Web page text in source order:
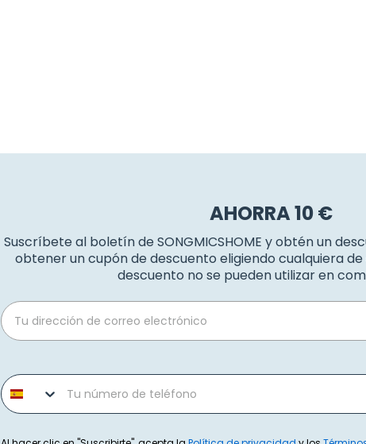
AHORRA 10 €
Suscríbete al boletín de SONGMICSHOME y obtén un
obtener un cupón de descuento eligiendo cualquiera
descuento no se pueden utilizar en
Email
Phone number